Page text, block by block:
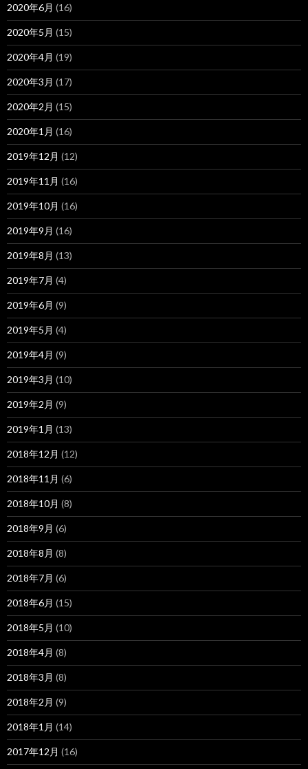
2020年6月 (16)
2020年5月 (15)
2020年4月 (19)
2020年3月 (17)
2020年2月 (15)
2020年1月 (16)
2019年12月 (12)
2019年11月 (16)
2019年10月 (16)
2019年9月 (16)
2019年8月 (13)
2019年7月 (4)
2019年6月 (9)
2019年5月 (4)
2019年4月 (9)
2019年3月 (10)
2019年2月 (9)
2019年1月 (13)
2018年12月 (12)
2018年11月 (6)
2018年10月 (8)
2018年9月 (6)
2018年8月 (8)
2018年7月 (6)
2018年6月 (15)
2018年5月 (10)
2018年4月 (8)
2018年3月 (8)
2018年2月 (9)
2018年1月 (14)
2017年12月 (16)